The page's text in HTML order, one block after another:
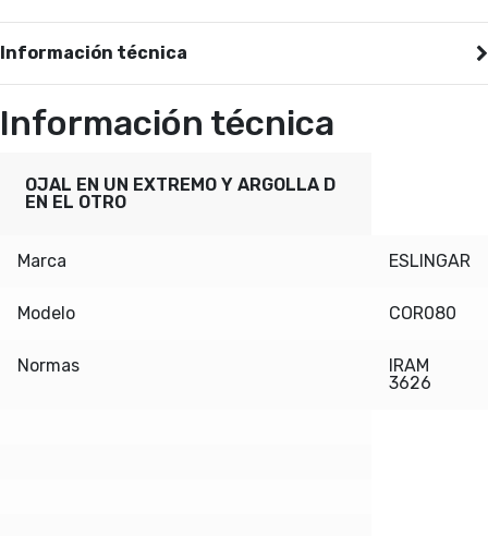
Información técnica
Información técnica
OJAL EN UN EXTREMO Y ARGOLLA D
EN EL OTRO
Marca ESLINGAR
Modelo COR080
Normas
IRAM
3626